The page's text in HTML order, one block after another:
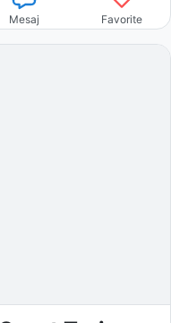
Mesaj Favorite